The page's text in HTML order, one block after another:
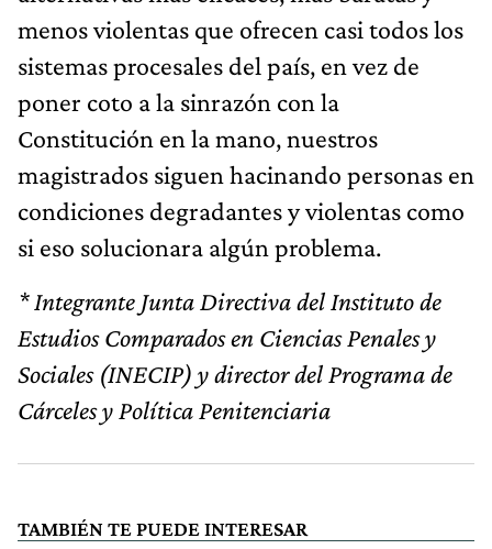
menos violentas que ofrecen casi todos los
sistemas procesales del país, en vez de
poner coto a la sinrazón con la
Constitución en la mano, nuestros
magistrados siguen hacinando personas en
condiciones degradantes y violentas como
si eso solucionara algún problema.
* Integrante Junta Directiva del Instituto de
Estudios Comparados en Ciencias Penales y
Sociales (INECIP) y director del Programa de
Cárceles y Política Penitenciaria
TAMBIÉN TE PUEDE INTERESAR